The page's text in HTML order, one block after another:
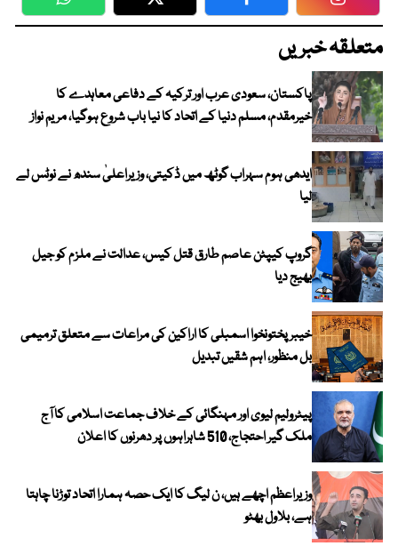
WhatsApp Twitter Facebook
متعلقہ خبریں
پاکستان، سعودی عرب اور ترکیہ کے دفاعی معاہدے کا
خیرمقدم، مسلم دنیا کے اتحاد کا نیا باب شروع ہوگیا، مریم نواز
ایدھی ہوم سہراب گوٹھ میں ڈکیتی، وزیراعلیٰ سندھ نے نوٹس لے
لیا
گروپ کیپٹن عاصم طارق قتل کیس، عدالت نے ملزم کو جیل
بھیج دیا
خیبرپختونخوا اسمبلی کا اراکین کی مراعات سے متعلق ترمیمی
بل منظور، اہم شقیں تبدیل
پیٹرولیم لیوی اور مہنگائی کے خلاف جماعت اسلامی کا آج
ملک گیر احتجاج، 510 شاہراہوں پر دھرنوں کا اعلان
وزیراعظم اچھے ہیں، ن لیگ کا ایک حصہ ہمارا اتحاد توڑنا چاہتا
ہے، بلاول بھٹو